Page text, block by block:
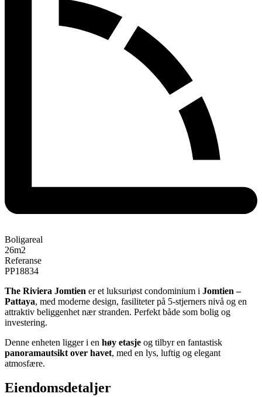
Boligareal
26m2
Referanse
PP18834
The Riviera Jomtien er et luksuriøst condominium i Jomtien –
Pattaya, med moderne design, fasiliteter på 5-stjerners nivå og en
attraktiv beliggenhet nær stranden. Perfekt både som bolig og
investering.
Denne enheten ligger i en høy etasje og tilbyr en fantastisk
panoramautsikt over havet, med en lys, luftig og elegant
atmosfære.
Eiendomsdetaljer